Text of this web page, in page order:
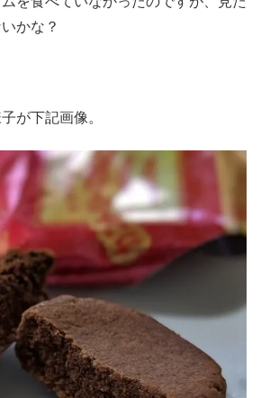
かな？
が下記画像。